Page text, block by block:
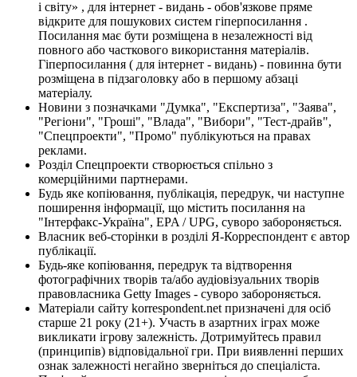
і світу» , для інтернет - видань - обов'язкове пряме
відкрите для пошукових систем гіперпосилання .
Посилання має бути розміщена в незалежності від
повного або часткового використання матеріалів.
Гіперпосилання ( для інтернет - видань) - повинна бути
розміщена в підзаголовку або в першому абзаці
матеріалу.
Новини з позначками "Думка", "Експертиза", "Заява",
"Регіони", "Гроші", "Влада", "Вибори", "Тест-драйв",
"Спецпроекти", "Промо" публікуються на правах
реклами.
Розділ Спецпроекти створюється спільно з
комерційними партнерами.
Будь яке копіювання, публікація, передрук, чи наступне
поширення інформації, що містить посилання на
"Інтерфакс-Україна", EPA / UPG, суворо забороняється.
Власник веб-сторінки в розділі Я-Корреспондент є автор
публікації.
Будь-яке копіювання, передрук та відтворення
фотографічних творів та/або аудіовізуальних творів
правовласника Getty Images - суворо забороняється.
Матеріали сайту korrespondent.net призначені для осіб
старше 21 року (21+). Участь в азартних іграх може
викликати ігрову залежність. Дотримуйтесь правил
(принципів) відповідальної гри. При виявленні перших
ознак залежності негайно зверніться до спеціаліста.